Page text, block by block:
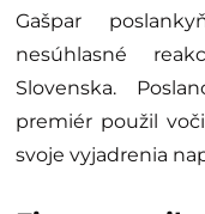
Gašpar
nesúhlasné
Slovenska.
premiér použil
svoje vyjadrenia